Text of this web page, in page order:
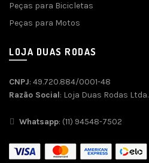
Peças para Bicicletas
Peças para Motos
LOJA DUAS RODAS
CNPJ: 49.720.884/0001-48
Razão Social: Loja Duas Rodas Ltda.
Whatsapp: (11) 94548-7502